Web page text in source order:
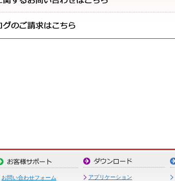
お問い合わせフォーム アプリケーション